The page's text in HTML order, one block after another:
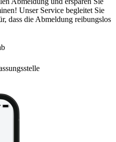
Unser Service begleitet Sie
dass die Abmeldung reibungslos